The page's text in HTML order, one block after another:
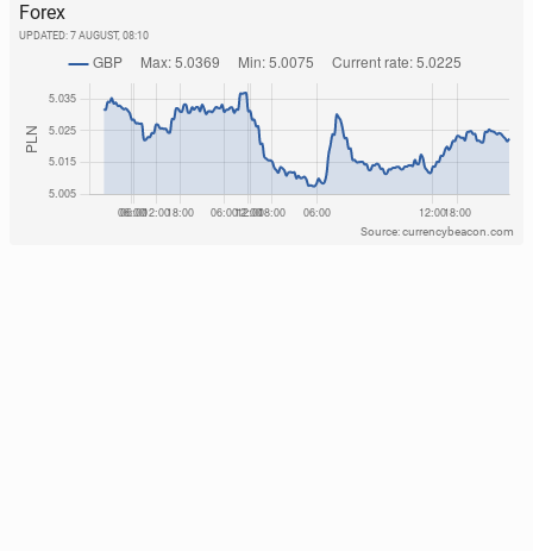
Forex
UPDATED: 7 AUGUST, 08:10
Source: currencybeacon.com